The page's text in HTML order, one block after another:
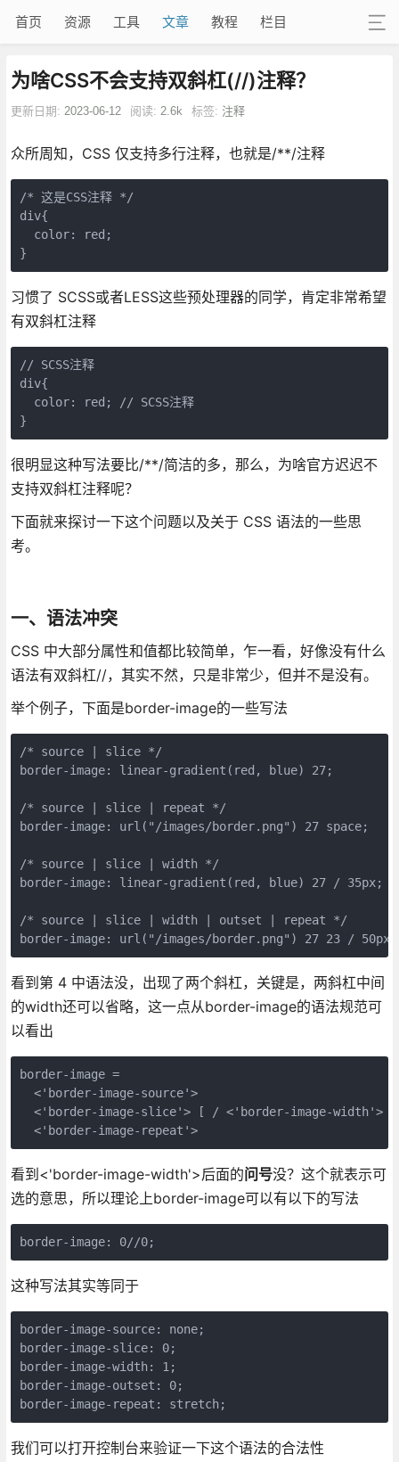
首页 资源 工具 文章 教程 栏目
为啥CSS不会支持双斜杠(//)注释？
更新日期: 2023-06-12 阅读: 2.6k 标签: 注释
众所周知，CSS 仅支持多行注释，也就是/**/注释
/* 这是CSS注释 */
div{
  color: red;
}
习惯了 SCSS或者LESS这些预处理器的同学，肯定非常希望
有双斜杠注释
// SCSS注释
div{
  color: red; // SCSS注释
}
很明显这种写法要比/**/简洁的多，那么，为啥官方迟迟不
支持双斜杠注释呢？
下面就来探讨一下这个问题以及关于 CSS 语法的一些思
考。
一、语法冲突
CSS 中大部分属性和值都比较简单，乍一看，好像没有什么
语法有双斜杠//，其实不然，只是非常少，但并不是没有。
举个例子，下面是border-image的一些写法
/* source | slice */
border-image: linear-gradient(red, blue) 27;
/* source | slice | repeat */
border-image: url("/images/border.png") 27 space;
/* source | slice | width */
border-image: linear-gradient(red, blue) 27 / 35px;
/* source | slice | width | outset | repeat */
border-image: url("/images/border.png") 27 23 / 50px
看到第 4 中语法没，出现了两个斜杠，关键是，两斜杠中间
的width还可以省略，这一点从border-image的语法规范可
以看出
border-image =
<'border-image-source'>
<'border-image-slice'> [ / <'border-image-width'>
  <'border-image-repeat'>
看到<'border-image-width'>后面的问号没？这个就表示可
选的意思，所以理论上border-image可以有以下的写法
border-image: 0//0;
这种写法其实等同于
border-image-source: none;
border-image-slice: 0;
border-image-width: 1;
border-image-outset: 0;
border-image-repeat: stretch;
我们可以打开控制台来验证一下这个语法的合法性